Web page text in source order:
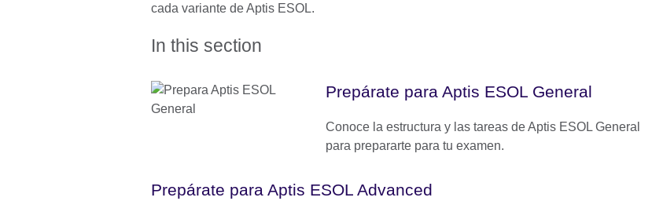
cada variante de Aptis ESOL.
In this section
Prepárate para Aptis ESOL General
Conoce la estructura y las tareas de Aptis ESOL General
para prepararte para tu examen.
Prepárate para Aptis ESOL Advanced